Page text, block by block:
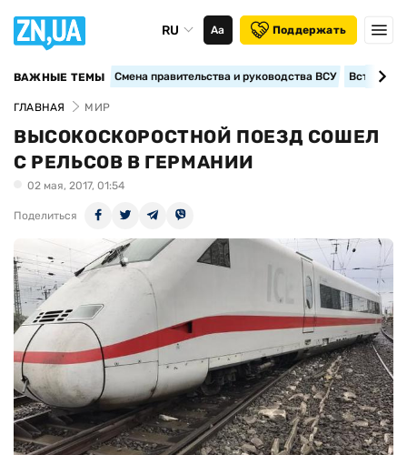
RU Аа Поддержать
ВАЖНЫЕ ТЕМЫ Смена правительства и руководства ВСУ
ГЛАВНАЯ МИР
ВЫСОКОСКОРОСТНОЙ ПОЕЗД СОШЕЛ
С РЕЛЬСОВ В ГЕРМАНИИ
02 мая, 2017, 01:54
Поделиться